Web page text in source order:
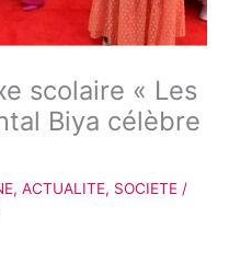
scolaire « Les
Biya célèbre
, ACTUALITE, SOCIETE /